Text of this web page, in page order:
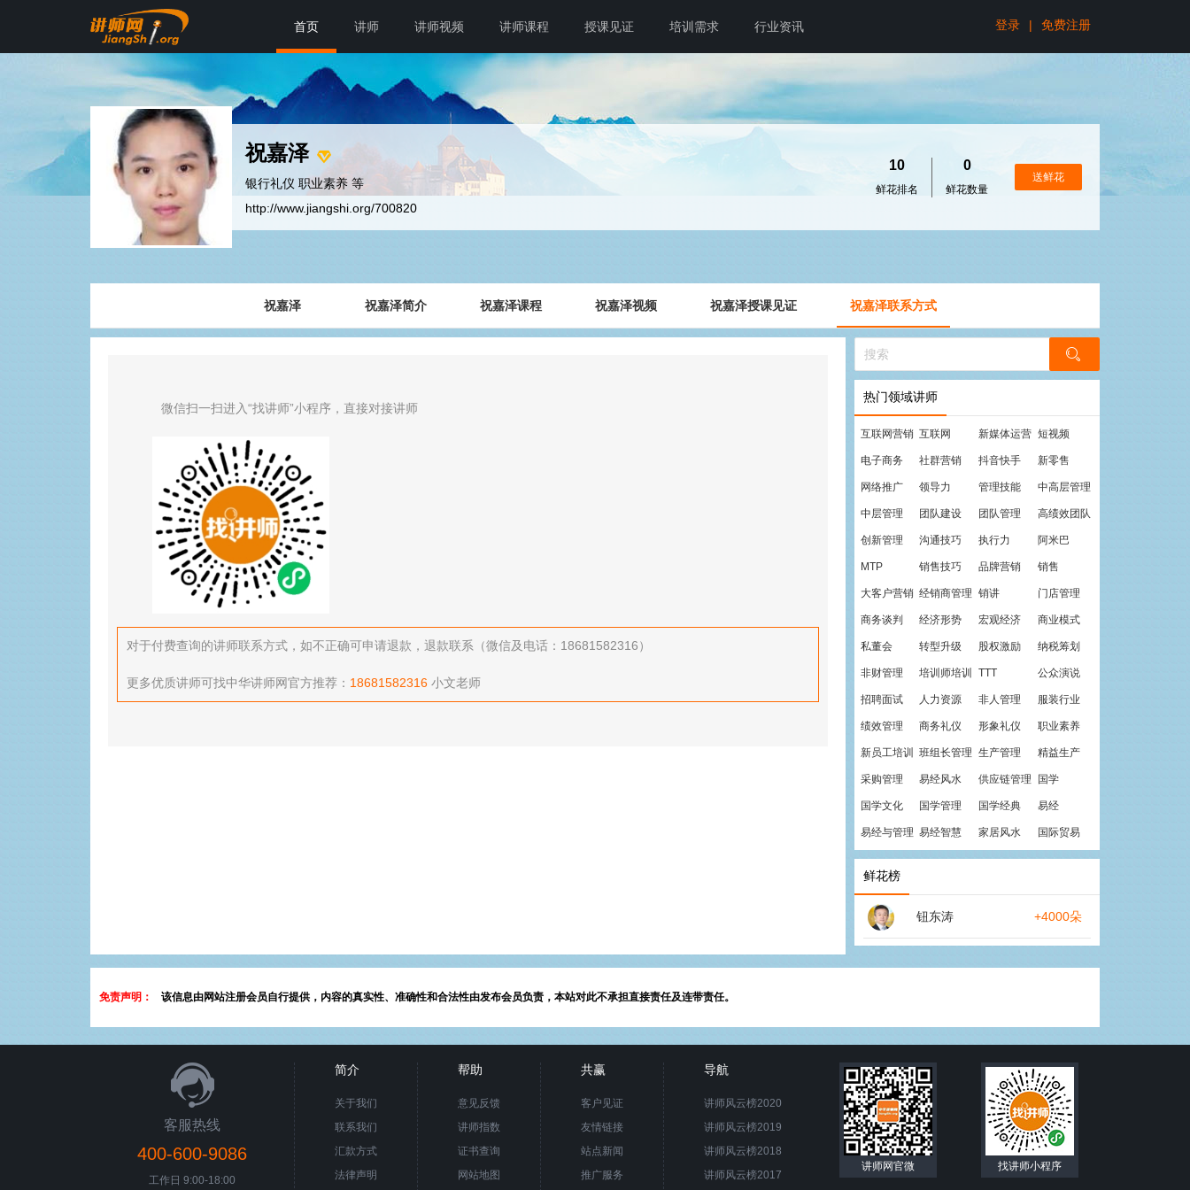
首页 讲师 讲师视频 讲师课程 授课见证 培训需求 行业资讯 登录 | 免费注册
祝嘉泽
银行礼仪 职业素养 等
http://www.jiangshi.org/700820
10
鲜花排名
0
鲜花数量
送鲜花
祝嘉泽 祝嘉泽简介 祝嘉泽课程 祝嘉泽视频 祝嘉泽授课见证 祝嘉泽联系方式
微信扫一扫进入“找讲师”小程序，直接对接讲师
对于付费查询的讲师联系方式，如不正确可申请退款，退款联系（微信及电话：18681582316）
更多优质讲师可找中华讲师网官方推荐： 18681582316 小文老师
热门领域讲师
互联网营销 互联网 新媒体运营 短视频
电子商务 社群营销 抖音快手 新零售
网络推广 领导力 管理技能 中高层管理
中层管理 团队建设 团队管理 高绩效团队
创新管理 沟通技巧 执行力 阿米巴
MTP 销售技巧 品牌营销 销售
大客户营销 经销商管理 销讲 门店管理
商务谈判 经济形势 宏观经济 商业模式
私董会 转型升级 股权激励 纳税筹划
非财管理 培训师培训 TTT 公众演说
招聘面试 人力资源 非人管理 服装行业
绩效管理 商务礼仪 形象礼仪 职业素养
新员工培训 班组长管理 生产管理 精益生产
采购管理 易经风水 供应链管理 国学
国学文化 国学管理 国学经典 易经
易经与管理 易经智慧 家居风水 国际贸易
鲜花榜
钮东涛 +4000朵
免责声明： 该信息由网站注册会员自行提供，内容的真实性、准确性和合法性由发布会员负责，本站对此不承担直接责任及连带责任。
客服热线
400-600-9086
工作日 9:00-18:00
简介
关于我们
联系我们
汇款方式
法律声明
帮助
意见反馈
讲师指数
证书查询
网站地图
共赢
客户见证
友情链接
站点新闻
推广服务
导航
讲师风云榜2020
讲师风云榜2019
讲师风云榜2018
讲师风云榜2017
讲师网官微 找讲师小程序